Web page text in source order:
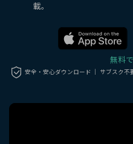
動画編集のコツ
カスタマーサポート
ブランド紹介
購入する
載。
無料
安全・安心ダウンロード ｜ サブスク不